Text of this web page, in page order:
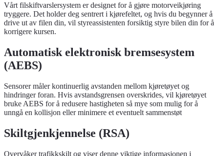
Vårt filskiftvarslersystem er designet for å gjøre motorveikjøring
tryggere. Det holder deg sentrert i kjørefeltet, og hvis du begynner å
drive ut av filen din, vil styreassistenten forsiktig styre bilen din for å
korrigere kursen.
Automatisk elektronisk bremsesystem
(AEBS)
Sensorer måler kontinuerlig avstanden mellom kjøretøyet og
hindringer foran. Hvis avstandsgrensen overskrides, vil kjøretøyet
bruke AEBS for å redusere hastigheten så mye som mulig for å
unngå en kollisjon eller minimere et eventuelt sammenstøt
Skiltgjenkjennelse (RSA)
Overvåker trafikkskilt og viser denne viktige informasjonen i